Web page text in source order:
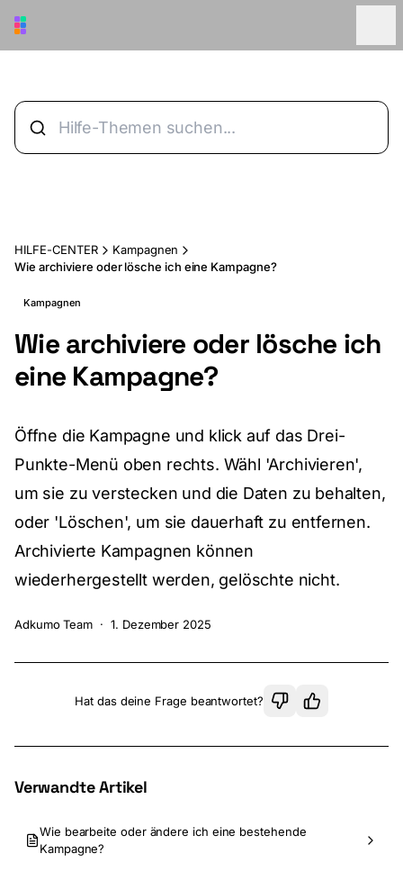
HILFE-CENTER
Kampagnen
Wie archiviere oder lösche ich eine Kampagne?
Kampagnen
Wie archiviere oder lösche ich
eine Kampagne?
Öffne die Kampagne und klick auf das Drei-
Punkte-Menü oben rechts. Wähl 'Archivieren',
um sie zu verstecken und die Daten zu behalten,
oder 'Löschen', um sie dauerhaft zu entfernen.
Archivierte Kampagnen können
wiederhergestellt werden, gelöschte nicht.
Adkumo Team · 1. Dezember 2025
Hat das deine Frage beantwortet?
Verwandte Artikel
Wie bearbeite oder ändere ich eine bestehende
Kampagne?